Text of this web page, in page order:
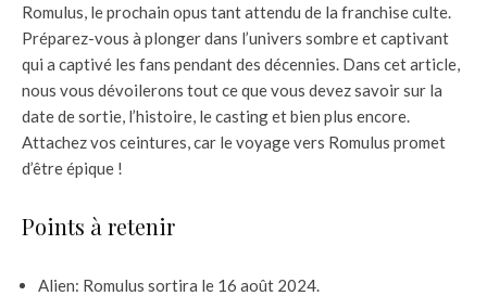
Romulus, le prochain opus tant attendu de la franchise culte.
Préparez-vous à plonger dans l’univers sombre et captivant
qui a captivé les fans pendant des décennies. Dans cet article,
nous vous dévoilerons tout ce que vous devez savoir sur la
date de sortie, l’histoire, le casting et bien plus encore.
Attachez vos ceintures, car le voyage vers Romulus promet
d’être épique !
Points à retenir
Alien: Romulus sortira le 16 août 2024.